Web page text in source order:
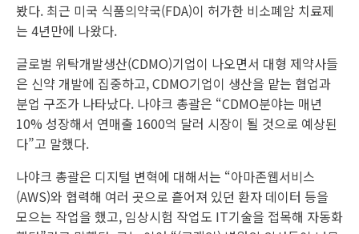
봤다. 최근 미국 식품의약국(FDA)이 허가한 비소폐암 치료제
는 4년만에 나왔다.
글로벌 위탁개발생산(CDMO)기업이 나오면서 대형 제약사들
은 신약 개발에 집중하고, CDMO기업이 생산을 맡는 협업과
분업 구조가 나타났다. 나야크 총괄은 “CDMO분야는 매년
10% 성장해서 연매출 1600억 달러 시장이 될 것으로 예상된
다”고 말했다.
나야크 총괄은 디지털 변혁에 대해서는 “아마존웹서비스
(AWS)와 협력해 여러 곳으로 흩어져 있던 환자 데이터 등을
모으는 작업을 했고, 임상시험 작업도 IT기술을 접목해 자동화